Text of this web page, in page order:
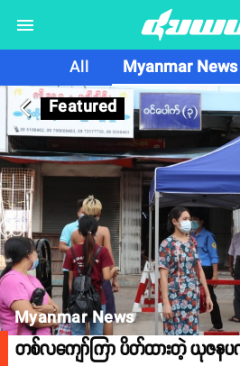
All Myanmar News
Featured
arrow_back_ios
Myanmar News
တစ်လကျော်ကြာ ပိတ်ထားတဲ့ ယုဇနပလ